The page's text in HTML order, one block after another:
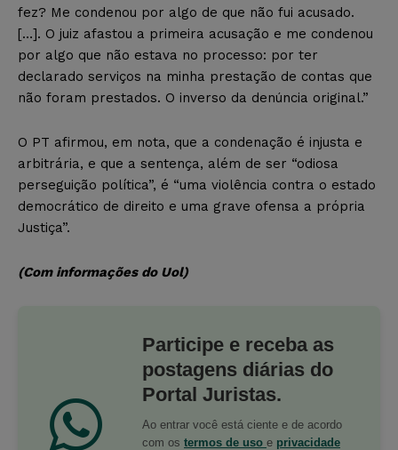
fez? Me condenou por algo de que não fui acusado.
[…]. O juiz afastou a primeira acusação e me condenou
por algo que não estava no processo: por ter
declarado serviços na minha prestação de contas que
não foram prestados. O inverso da denúncia original.”
O PT afirmou, em nota, que a condenação é injusta e
arbitrária, e que a sentença, além de ser “odiosa
perseguição política”, é “uma violência contra o estado
democrático de direito e uma grave ofensa a própria
Justiça”.
(Com informações do Uol)
Participe e receba as
postagens diárias do
Portal Juristas.
Ao entrar você está ciente e de acordo
com os termos de uso e privacidade